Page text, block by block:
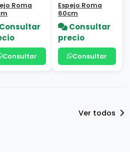
Roma
Consultar
Consultar
Espejo Roma
60cm
Consultar
precio
Consultar
Ver todos